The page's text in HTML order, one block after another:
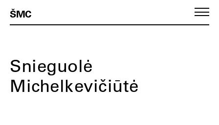
ŠMC
Snieguolė
Michelkevičiūtė